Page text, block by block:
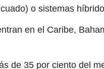
o sistemas
en el Caribe,
de 35 por ciento del